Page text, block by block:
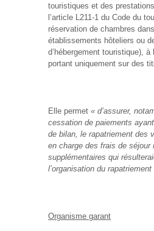
touristiques et des
l’article L211-1 du Code du
réservation de chambres
établissements hôteliers ou
d’hébergement touristique), à
portant uniquement sur des
Elle permet « d’assurer,
cessation de paiements
de bilan, le rapatriement des
en charge des frais de séjour
supplémentaires qui
l’organisation du rapatriement
Organisme garant